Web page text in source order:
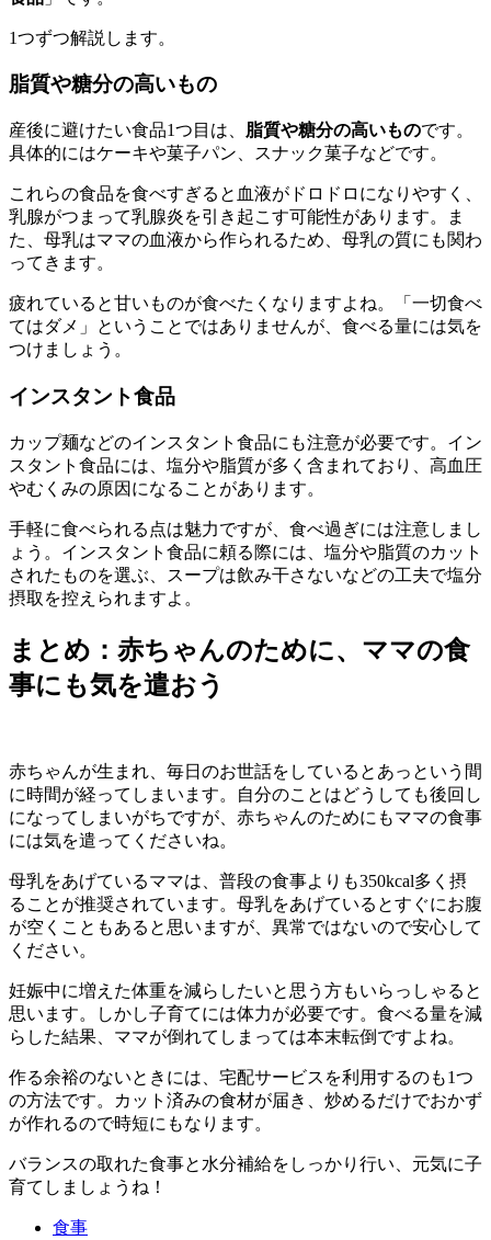
1つずつ解説します。
脂質や糖分の高いもの
産後に避けたい食品1つ目は、 脂質や糖分の高いものです。
具体的にはケーキや菓子パン、スナック菓子などです。
これらの食品を食べすぎると血液がドロドロになりやすく、
乳腺がつまって乳腺炎を引き起こす可能性があります。ま
た、母乳はママの血液から作られるため、母乳の質にも関わ
ってきます。
疲れていると甘いものが食べたくなりますよね。「一切食べ
てはダメ」ということではありませんが、食べる量には気を
つけましょう。
インスタント食品
カップ麺などのインスタント食品にも注意が必要です。イン
スタント食品には、塩分や脂質が多く含まれており、高血圧
やむくみの原因になることがあります。
手軽に食べられる点は魅力ですが、食べ過ぎには注意しまし
ょう。インスタント食品に頼る際には、塩分や脂質のカット
されたものを選ぶ、スープは飲み干さないなどの工夫で塩分
摂取を控えられますよ。
まとめ：赤ちゃんのために、ママの食
事にも気を遣おう
赤ちゃんが生まれ、毎日のお世話をしているとあっという間
に時間が経ってしまいます。自分のことはどうしても後回し
になってしまいがちですが、赤ちゃんのためにもママの食事
には気を遣ってくださいね。
母乳をあげているママは、普段の食事よりも350kcal多く摂
ることが推奨されています。母乳をあげているとすぐにお腹
が空くこともあると思いますが、異常ではないので安心して
ください。
妊娠中に増えた体重を減らしたいと思う方もいらっしゃると
思います。しかし子育てには体力が必要です。食べる量を減
らした結果、ママが倒れてしまっては本末転倒ですよね。
作る余裕のないときには、宅配サービスを利用するのも1つ
の方法です。カット済みの食材が届き、炒めるだけでおかず
が作れるので時短にもなります。
バランスの取れた食事と水分補給をしっかり行い、元気に子
育てしましょうね！
食事